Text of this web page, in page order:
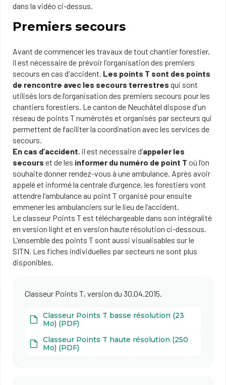
dans la vidéo ci-dessus.
Premiers secours
Avant de commencer les travaux de tout chantier forestier,
il est nécessaire de prévoir l'organisation des premiers
secours en cas d'accident. Les points T sont des points
de rencontre avec les secours terrestres qui sont
utilisés lors de l’organisation des premiers secours pour les
chantiers forestiers. Le canton de Neuchâtel dispose d'un
réseau de points T numérotés et organisés par secteurs qui
permettent de faciliter la coordination avec les services de
secours.
En cas d’accident, il est nécessaire d’appeler les
secours et de les informer du numéro de point T où l’on
souhaite donner rendez-vous à une ambulance. Après avoir
appelé et informé la centrale d’urgence, les forestiers vont
attendre l’ambulance au point T organisé pour ensuite
emmener les ambulanciers sur le lieu de l’accident.
Le classeur Points T est téléchargeable dans son intégralité
en version light et en version haute résolution ci-dessous.
L'ensemble des points T sont aussi visualisables sur le
SITN. Les fiches individuelles par secteurs ne sont plus
disponibles.
Classeur Points T, version du 30.04.2015.
Classeur Points T basse résolution (23
Mo) (PDF)
Classeur Points T haute résolution (250
Mo) (PDF)